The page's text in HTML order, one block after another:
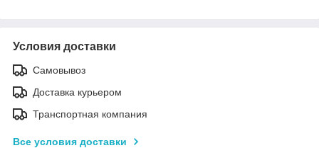
Условия доставки
Самовывоз
Доставка курьером
Транспортная компания
Все условия доставки